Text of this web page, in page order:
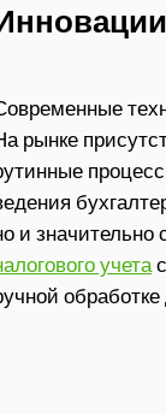
рынке
и значительно
учета